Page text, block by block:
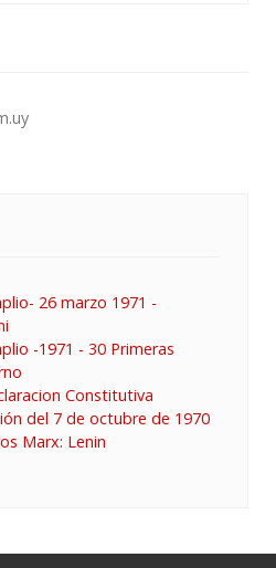
26 marzo 1971 -
-1971 - 30 Primeras
Constitutiva
del 7 de octubre de 1970
Marx: Lenin